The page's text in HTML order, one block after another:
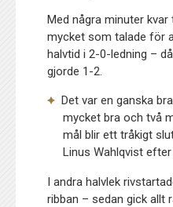
Med några minuter
mycket som talade för
halvtid i 2-0-ledning –
gjorde 1-2.
Det var en ganska
mycket bra och två
mål blir ett tråkigt
Linus Wahlqvist efter
I andra halvlek
ribban – sedan gick allt